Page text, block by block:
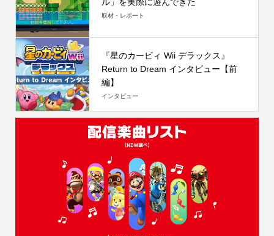
ル」を実際に遊んできた
取材・レポート
『星のカービィ Wii デラックス』
Return to Dream インタビュー【前
編】
インタビュー